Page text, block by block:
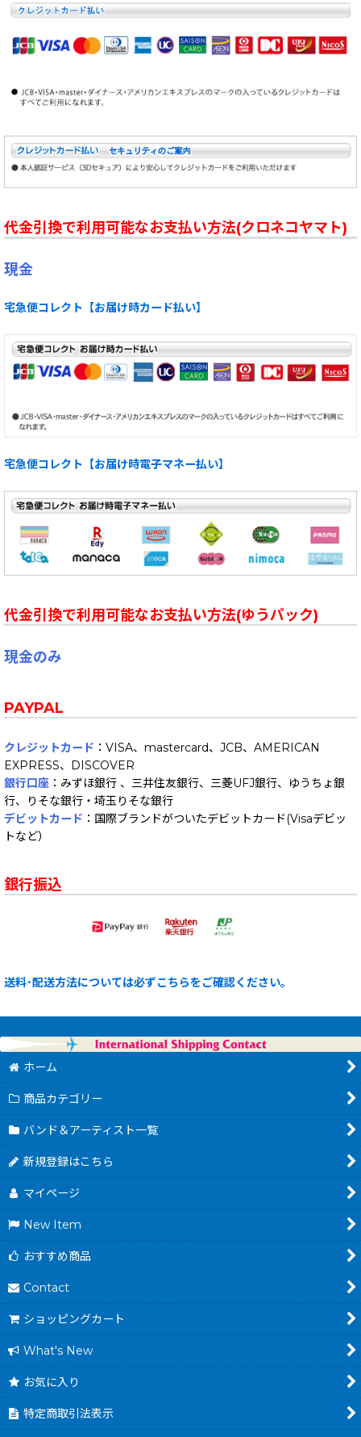
代金引換で利用可能なお支払い方法(クロネコヤマト)
現金
宅急便コレクト【お届け時カード払い】
宅急便コレクト【お届け時電子マネー払い】
代金引換で利用可能なお支払い方法(ゆうパック)
現金のみ
PAYPAL
クレジットカード ：VISA、mastercard、JCB、AMERICAN
EXPRESS、DISCOVER
銀行口座 ：みずほ銀行 、三井住友銀行、三菱UFJ銀行、ゆうちょ銀
行、りそな銀行・埼玉りそな銀行
デビットカード ：国際ブランドがついたデビットカード(Visaデビッ
トなど）
銀行振込
送料･配送方法については必ずこちらをご確認ください。
ホーム
商品カテゴリー
バンド＆アーティスト一覧
新規登録はこちら
マイページ
New Item
おすすめ商品
Contact
ショッピングカート
What's New
お気に入り
特定商取引法表示